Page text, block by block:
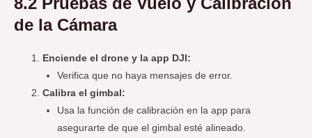
de la Cámara
Enciende el drone y la app DJI:
Verifica que no haya mensajes de error.
Calibra el gimbal:
Usa la función de calibración en la app para
asegurarte de que el gimbal esté alineado.